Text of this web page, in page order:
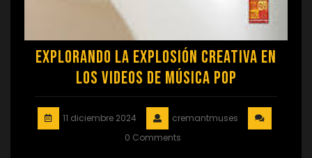
Explorando la Explosión Creativa en
los Videos de Música Pop
11 diciembre 2024
cremantmuses
0 Comments